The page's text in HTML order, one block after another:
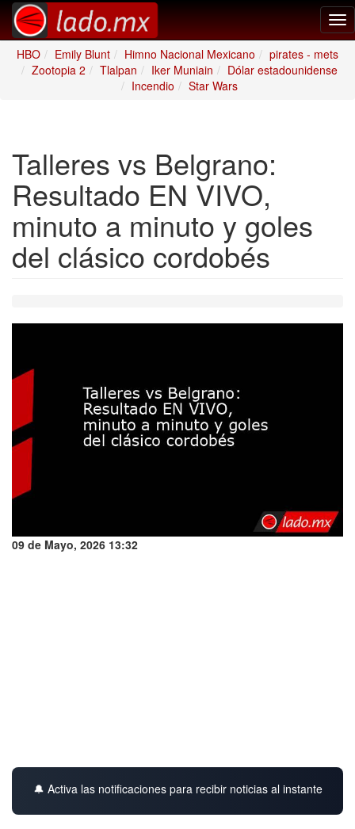
HBO
Emily Blunt Himno Nacional Mexicano
pirates - mets
Zootopia 2
Tlalpan Iker Muniain
Dólar estadounidense
Incendio
Star Wars
Talleres vs Belgrano:
Resultado EN VIVO,
minuto a minuto y goles
del clásico cordobés
09 de Mayo, 2026 13:32
🔔 Activa las notificaciones para recibir noticias al instante